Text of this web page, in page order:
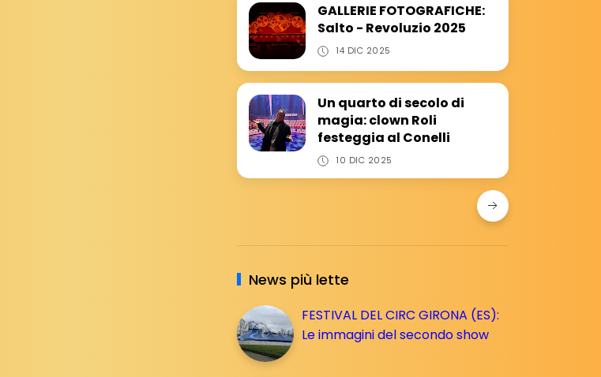
GALLERIE FOTOGRAFICHE:
Salto - Revoluzio 2025
14 DIC 2025
Un quarto di secolo di
magia: clown Roli
festeggia al Conelli
10 DIC 2025
News più lette
FESTIVAL DEL CIRC GIRONA (ES):
Le immagini del secondo show